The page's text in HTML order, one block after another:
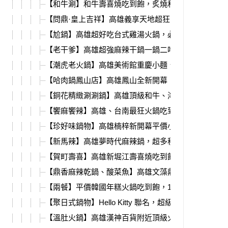
【和牛涮】和牛壽喜燒吃到飽，炙燒和牛壽司、和牛
【問鼎·皇上吉祥】高雄義享天地超狂吃到飽，16種哈
【尬鍋】高雄超好吃台式雞湯火鍋，必吃銷魂雞肉飯
【老干爹】高雄超強麻辣干鍋一鍋二吃，必吃新推出
【潮虎老火鍋】高雄美術館重慶小麵、麻辣鍋，自助
【哈肉鍋鳳山店】高雄鳳山全新開幕，298起火鍋自
【銅花精緻涮涮鍋】高雄頂級和牛、海鮮火鍋，除夕
【饗麻饗辣】高雄、台南最狂火鍋吃到飽，草莓季聯
【珍好味鍋物】高雄楠梓新開幕平價小火鍋，大腸臭
【新馬辣】高雄夢時代麻辣鍋，超多種和牛、海鮮蝦
【賀町壽喜】高雄新堀江壽喜燒吃到飽，烏龍麵、咖
【鼎香麻辣乾鍋、酸菜魚】高雄文藻鼎中路美食，麻
【兩餐】平價韓國年糕火鍋吃到飽，11月活動4人同行
【聚日式鍋物】Hello Kitty 聯名，超級濃郁南瓜牛奶鍋
【溫肚火鍋】高雄漢神百貨附近頂級火鍋店，愛馬仕